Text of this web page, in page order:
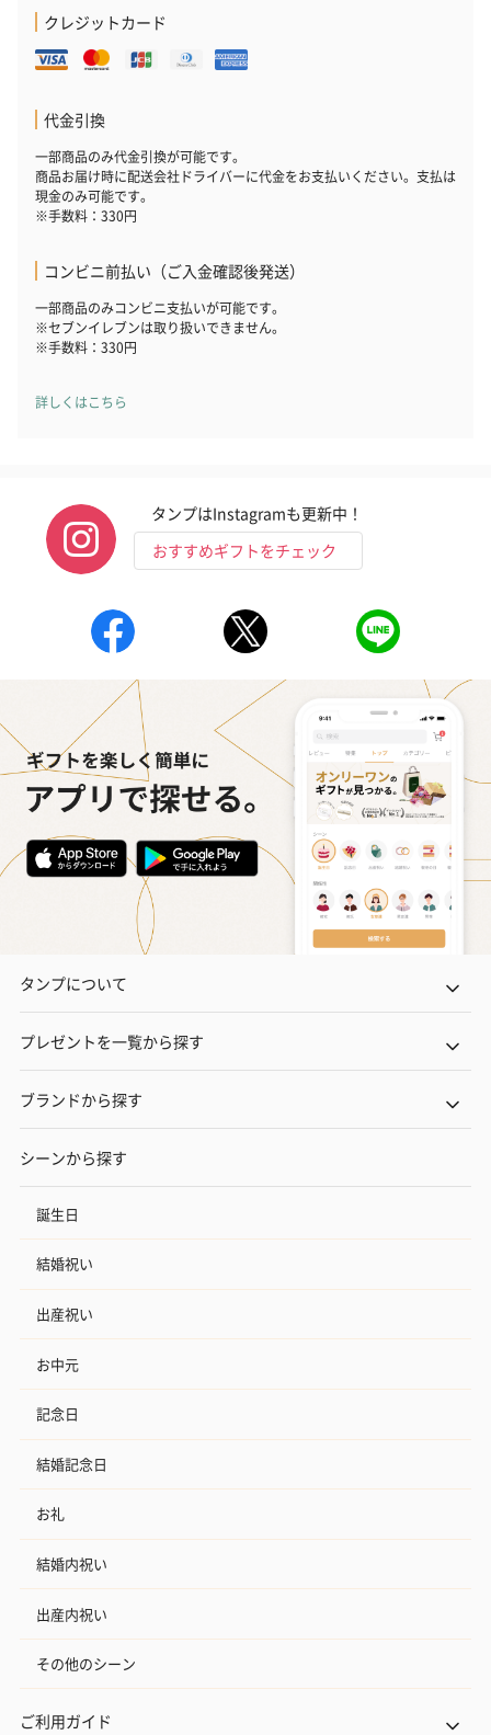
クレジットカード
代金引換
一部商品のみ代金引換が可能です。
商品お届け時に配送会社ドライバーに代金をお支払いください。支払は
現金のみ可能です。
※手数料：330円
コンビニ前払い（ご入金確認後発送）
一部商品のみコンビニ支払いが可能です。
※セブンイレブンは取り扱いできません。
※手数料：330円
詳しくはこちら
タンプはInstagramも更新中！
おすすめギフトをチェック
タンプについて
プレゼントを一覧から探す
ブランドから探す
シーンから探す
誕生日
結婚祝い
出産祝い
お中元
記念日
結婚記念日
お礼
結婚内祝い
出産内祝い
その他のシーン
ご利用ガイド